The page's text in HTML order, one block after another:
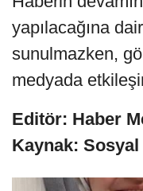
yapılacağına
sunulmazken,
medyada
Editör: Haber
Kaynak: Sosyal